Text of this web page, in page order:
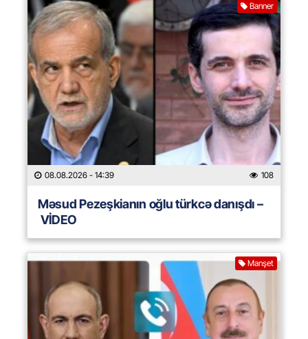
Banner
08.08.2026 - 14:39 108
Məsud Pezeşkianın oğlu türkcə danışdı –
VİDEO
Manşet